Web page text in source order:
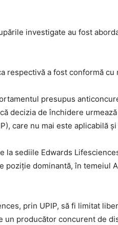
investigate au fost
respectivă a fost conformă
presupus
decizia de închidere
care nu mai este aplicabilă
sediile Edwards
dominantă, în temeiul
prin UPIP, să fi limitat
producător concurent de